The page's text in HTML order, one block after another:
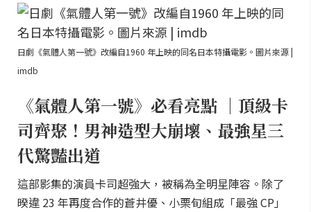
日劇《氣體人第一號》改編自1960 年上映的同名日本特攝電影。圖片來源 |
imdb
《氣體人第一號》必看亮點 ｜頂級卡
司齊聚！男神造型大崩壞、最強星三
代驚豔出道
這部影集的演員卡司超強大，被稱為全明星陣容。除了
暌違 23 年再度合作的蒼井優、小栗旬組成「最強 CP」